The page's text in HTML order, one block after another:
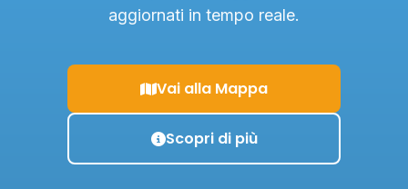
aggiornati in tempo reale.
Vai alla Mappa
Scopri di più